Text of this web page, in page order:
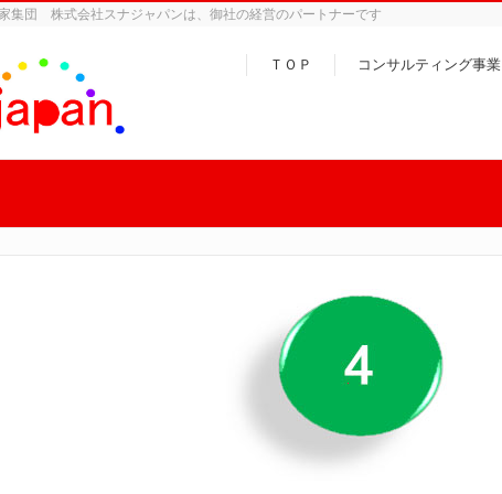
集団 株式会社スナジャパンは、御社の経営のパートナーです
ＴＯＰ コンサルティング事業